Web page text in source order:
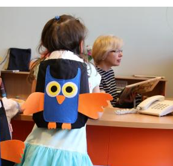
MĀKSLINIEKA MĀRA BIŠOFA